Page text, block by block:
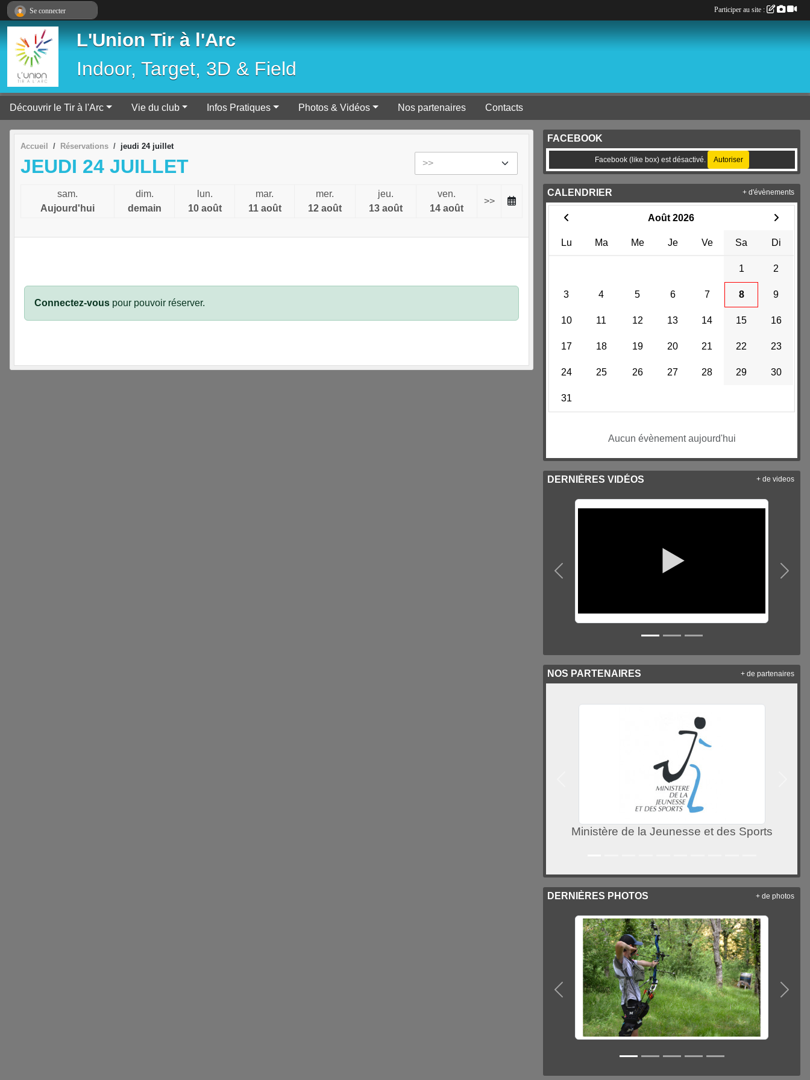
L'Union Tir à l'Arc
Indoor, Target, 3D & Field
Découvrir le Tir à l'Arc Vie du club Infos Pratiques Photos & Vidéos Nos partenaires Contacts
Accueil Réservations jeudi 24 juillet
JEUDI 24 JUILLET
sam.
Aujourd'hui
dim.
demain
lun.
10 août
mar.
11 août
mer.
12 août
jeu.
13 août
ven.
14 août
>>
Connectez-vous pour pouvoir réserver.
FACEBOOK
Facebook (like box) est désactivé. Autoriser
CALENDRIER
Août 2026
Lu Ma Me Je Ve Sa Di
1 2
3 4 5 6 7 8 9
10 11 12 13 14 15 16
17 18 19 20 21 22 23
24 25 26 27 28 29 30
31
Aucun évènement aujourd'hui
+ d'évènements
DERNIÈRES VIDÉOS
Précedent
+ de videos
NOS PARTENAIRES
Ministère de la Jeunesse et des Sports
+ de partenaires
DERNIÈRES PHOTOS
Précedent
+ de photos
Se connecter Participer au site :
Panneau de gestion des cookies